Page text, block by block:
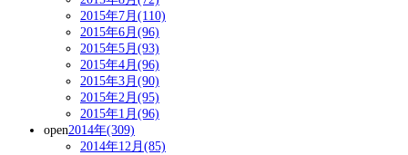
2015年7月(110)
2015年6月(96)
2015年5月(93)
2015年4月(96)
2015年3月(90)
2015年2月(95)
2015年1月(96)
open2014年(309)
2014年12月(85)